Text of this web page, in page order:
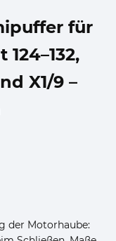
für
X1/9 –
der Motorhaube: